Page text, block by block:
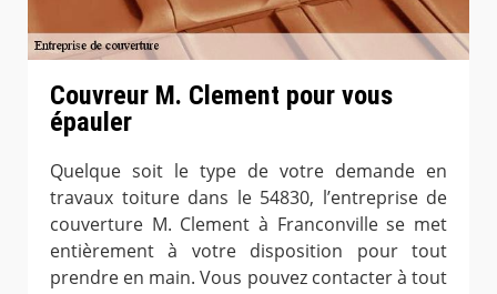
Couvreur M. Clement pour vous
épauler
Quelque soit le type de votre demande en
travaux toiture dans le 54830, l’entreprise de
couverture M. Clement à Franconville se met
entièrement à votre disposition pour tout
prendre en main. Vous pouvez contacter à tout